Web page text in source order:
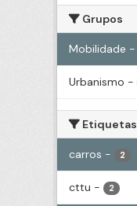
Grupos
Mobilidade -
Urbanismo -
Etiquetas
carros - 2
cttu - 2